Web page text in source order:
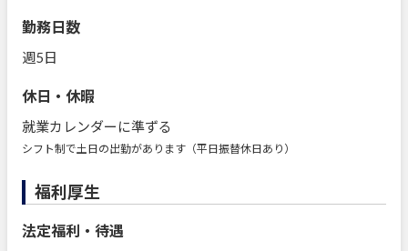
勤務日数
週5日
休日・休暇
就業カレンダーに準ずる
シフト制で土日の出勤があります（平日振替休日あり）
福利厚生
法定福利・待遇